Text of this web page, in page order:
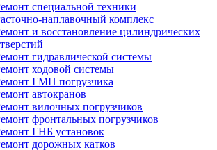
специальной техники
наплавочный комплекс
и восстановление цилиндрических
гидравлической системы
ходовой системы
ГМП погрузчика
автокранов
вилочных погрузчиков
фронтальных погрузчиков
ГНБ установок
дорожных катков